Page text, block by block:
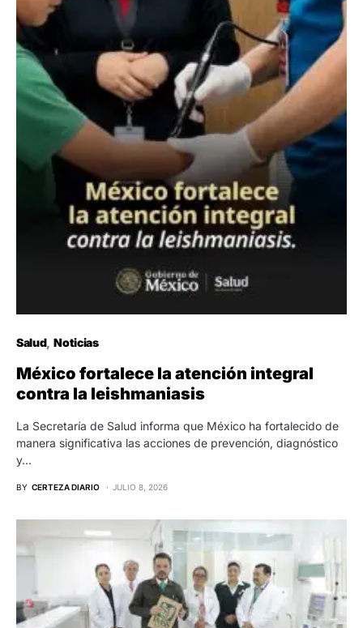
Salud Noticias
México fortalece la atención integral
contra la leishmaniasis
La Secretaría de Salud informa que México ha fortalecido de
manera significativa las acciones de prevención, diagnóstico
y…
BY CERTEZA DIARIO JULIO 8, 2026